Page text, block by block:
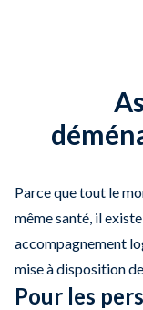
Parce que tout le
même santé, il
accompagnement
mise à disposition
Pour les